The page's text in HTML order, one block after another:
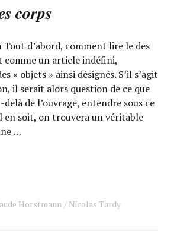
corps
d’abord, comment lire le des
comme un article indéfini,
« objets » ainsi désignés. S’il s’agit
il serait alors question de ce que
de l’ouvrage, entendre sous ce
en soit, on trouvera un véritable
…
Horstmann Nicolas Tardy